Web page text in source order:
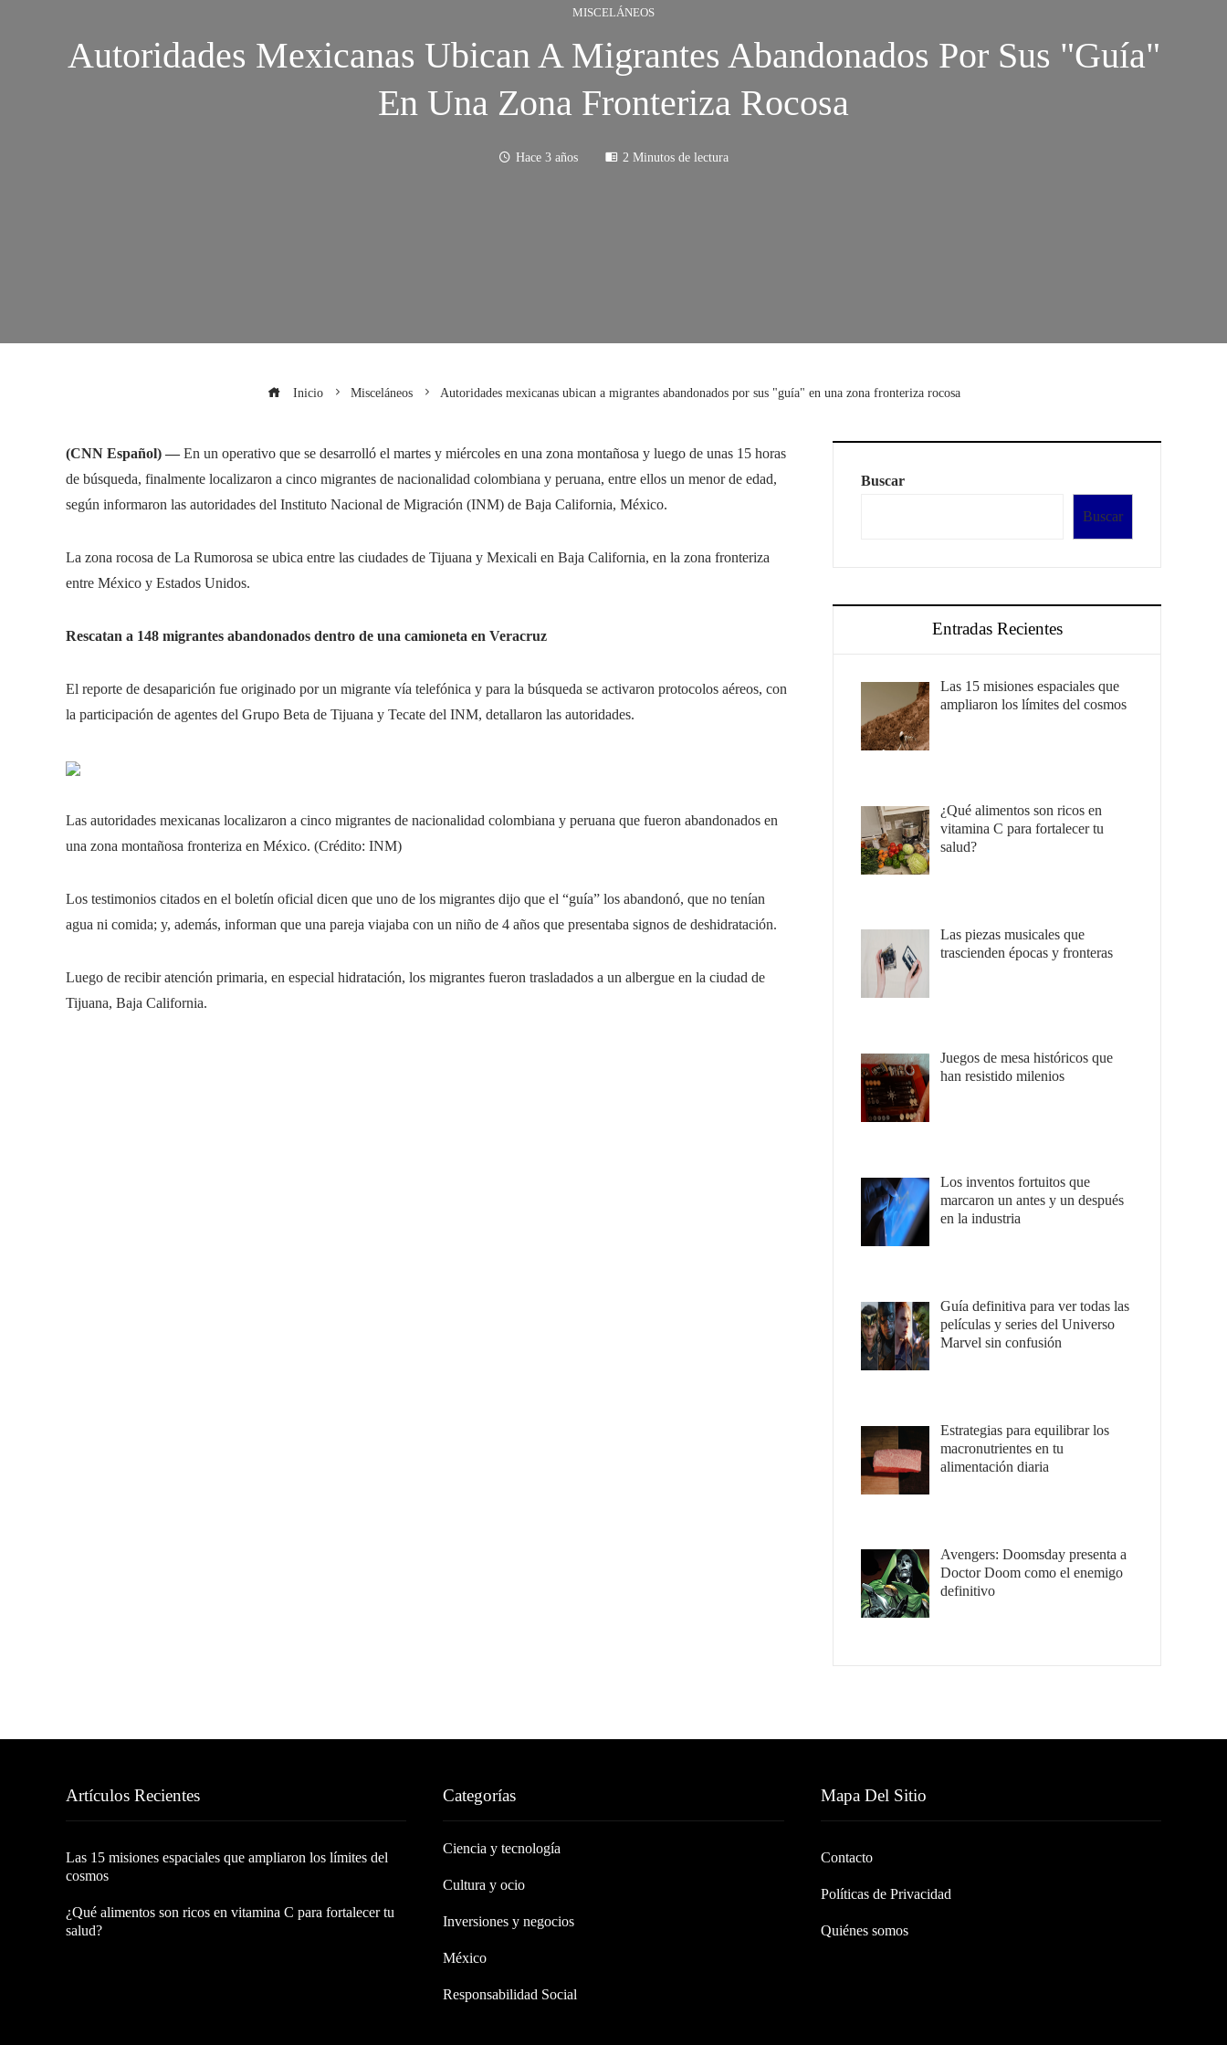
MISCELÁNEOS
Autoridades Mexicanas Ubican A Migrantes Abandonados Por Sus "guía"
En Una Zona Fronteriza Rocosa
Hace 3 años 2 Minutos de lectura
Inicio Misceláneos Autoridades mexicanas ubican a migrantes abandonados por sus "guía" en una zona fronteriza rocosa
(CNN Español) — En un operativo que se desarrolló el martes y miércoles en una zona montañosa y luego de unas 15 horas
de búsqueda, finalmente localizaron a cinco migrantes de nacionalidad colombiana y peruana, entre ellos un menor de edad,
según informaron las autoridades del Instituto Nacional de Migración (INM) de Baja California, México.
La zona rocosa de La Rumorosa se ubica entre las ciudades de Tijuana y Mexicali en Baja California, en la zona fronteriza
entre México y Estados Unidos.
Rescatan a 148 migrantes abandonados dentro de una camioneta en Veracruz
El reporte de desaparición fue originado por un migrante vía telefónica y para la búsqueda se activaron protocolos aéreos, con
la participación de agentes del Grupo Beta de Tijuana y Tecate del INM, detallaron las autoridades.
Las autoridades mexicanas localizaron a cinco migrantes de nacionalidad colombiana y peruana que fueron abandonados en
una zona montañosa fronteriza en México. (Crédito: INM)
Los testimonios citados en el boletín oficial dicen que uno de los migrantes dijo que el “guía” los abandonó, que no tenían
agua ni comida; y, además, informan que una pareja viajaba con un niño de 4 años que presentaba signos de deshidratación.
Luego de recibir atención primaria, en especial hidratación, los migrantes fueron trasladados a un albergue en la ciudad de
Tijuana, Baja California.
Buscar
Buscar
Entradas Recientes
Las 15 misiones espaciales que
ampliaron los límites del cosmos
¿Qué alimentos son ricos en
vitamina C para fortalecer tu
salud?
Las piezas musicales que
trascienden épocas y fronteras
Juegos de mesa históricos que
han resistido milenios
Los inventos fortuitos que
marcaron un antes y un después
en la industria
Guía definitiva para ver todas las
películas y series del Universo
Marvel sin confusión
Estrategias para equilibrar los
macronutrientes en tu
alimentación diaria
Avengers: Doomsday presenta a
Doctor Doom como el enemigo
definitivo
Artículos Recientes
Las 15 misiones espaciales que ampliaron los límites del
cosmos
¿Qué alimentos son ricos en vitamina C para fortalecer tu
salud?
Categorías
Ciencia y tecnología
Cultura y ocio
Inversiones y negocios
México
Responsabilidad Social
Mapa Del Sitio
Contacto
Políticas de Privacidad
Quiénes somos